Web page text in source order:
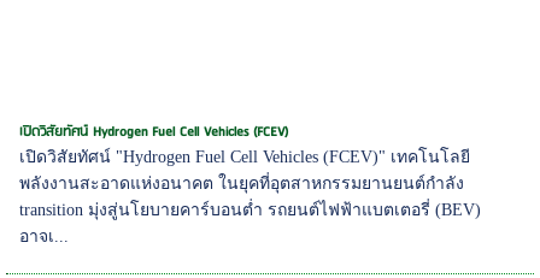
เปิดวิสัยทัศน์ Hydrogen Fuel Cell Vehicles (FCEV)
เปิดวิสัยทัศน์ "Hydrogen Fuel Cell Vehicles (FCEV)" เทคโนโลยี
พลังงานสะอาดแห่งอนาคต ในยุคที่อุตสาหกรรมยานยนต์กำลัง
transition มุ่งสู่นโยบายคาร์บอนต่ำ รถยนต์ไฟฟ้าแบตเตอรี่ (BEV)
อาจเ...